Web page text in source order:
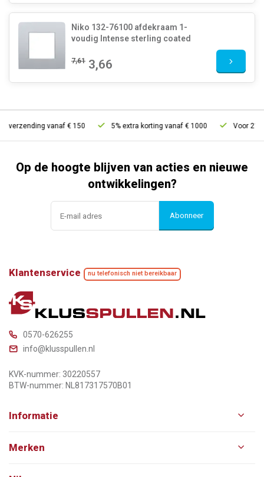
Niko 132-76100 afdekraam 1-
voudig Intense sterling coated
7,61 3,66
verzending vanaf € 150 5% extra korting vanaf € 1000 Voor 21u
Op de hoogte blijven van acties en nieuwe
ontwikkelingen?
Abonneer
Klantenservice nu telefonisch niet bereikbaar
0570-626255
info@klusspullen.nl
KVK-nummer: 30220557
BTW-nummer: NL817317570B01
Informatie
Merken